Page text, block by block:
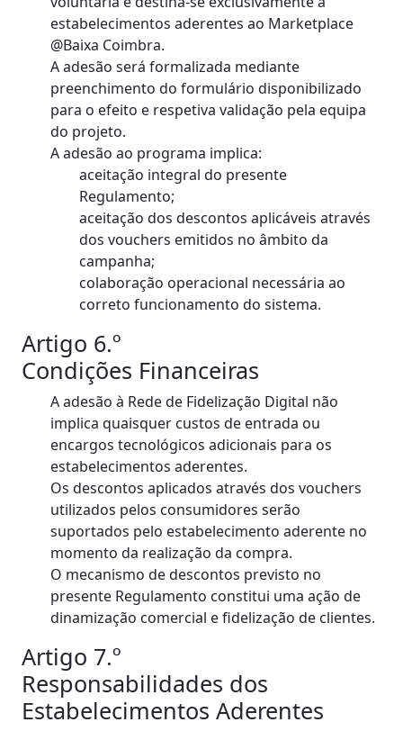
estabelecimentos aderentes ao Marketplace
@Baixa Coimbra.
A adesão será formalizada mediante
preenchimento do formulário disponibilizado
para o efeito e respetiva validação pela equipa
do projeto.
A adesão ao programa implica:
aceitação integral do presente
Regulamento;
aceitação dos descontos aplicáveis através
dos vouchers emitidos no âmbito da
campanha;
colaboração operacional necessária ao
correto funcionamento do sistema.
Artigo 6.º
Condições Financeiras
A adesão à Rede de Fidelização Digital não
implica quaisquer custos de entrada ou
encargos tecnológicos adicionais para os
estabelecimentos aderentes.
Os descontos aplicados através dos vouchers
utilizados pelos consumidores serão
suportados pelo estabelecimento aderente no
momento da realização da compra.
O mecanismo de descontos previsto no
presente Regulamento constitui uma ação de
dinamização comercial e fidelização de clientes.
Artigo 7.º
Responsabilidades dos
Estabelecimentos Aderentes